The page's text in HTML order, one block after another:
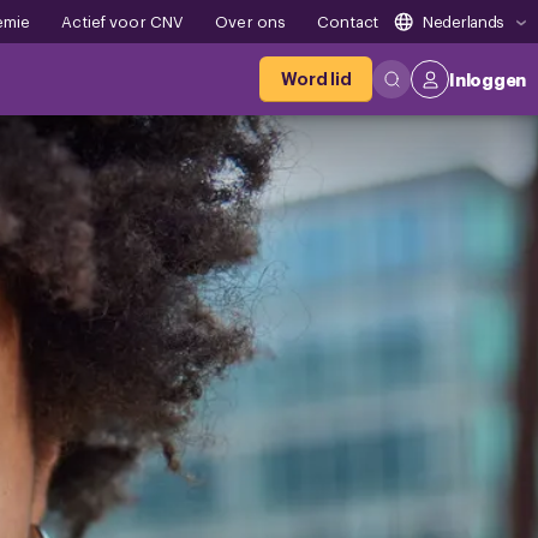
Actief voor CNV Over ons Contact Nederlands
Word lid Inloggen